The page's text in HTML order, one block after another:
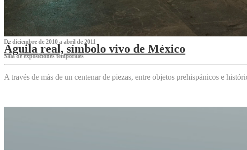
De diciembre de 2010 a abril de 2011
Águila real, símbolo vivo de México
Sala de exposiciones temporales
A través de más de un centenar de piezas, entre objetos prehispánicos e